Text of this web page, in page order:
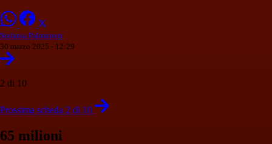
Stefania Palminteri
30 marzo 2025 - 12:29
2 di 10
Prossima scheda 2 di 10
65 milioni